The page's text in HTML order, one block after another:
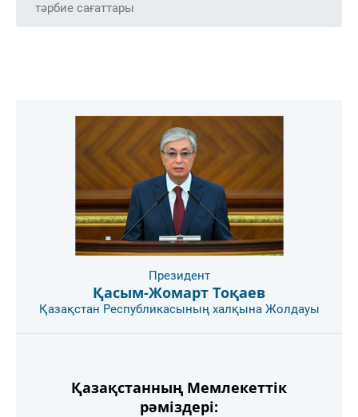
тәрбие сағаттары
Президент
Қасым-Жомарт Тоқаев
Қазақстан Республикасының халқына Жолдауы
Қазақстанның Мемлекеттік
рәміздері: